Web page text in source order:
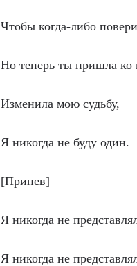
Чтобы когда-либо
Но теперь ты пришла ко
Изменила мою судьбу,
Я никогда не буду один.
[Припев]
Я никогда не
Я никогда не